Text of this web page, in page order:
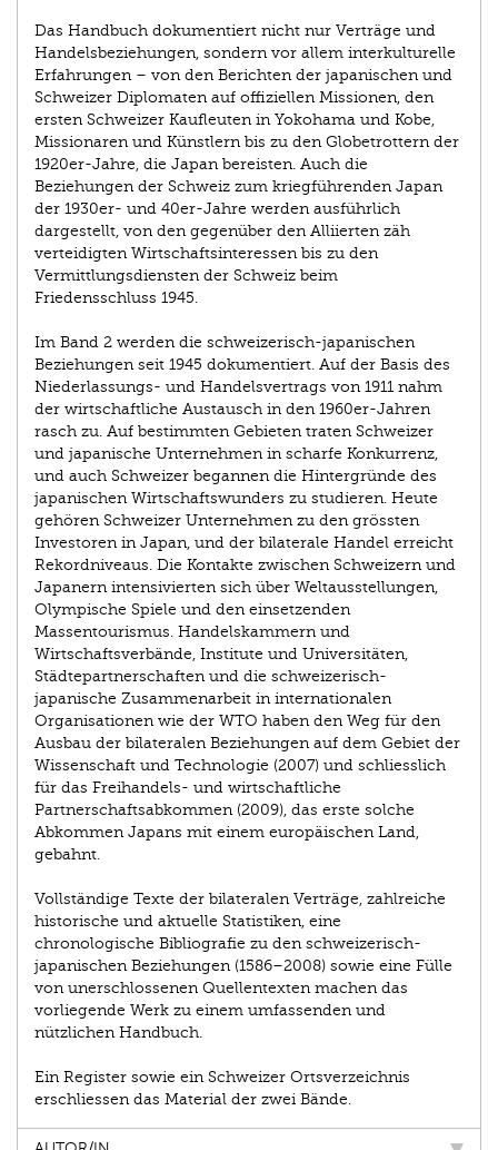
Das Handbuch dokumentiert nicht nur Verträge und
Handelsbeziehungen, sondern vor allem interkulturelle
Erfahrungen – von den Berichten der japanischen und
Schweizer Diplomaten auf offiziellen Missionen, den
ersten Schweizer Kaufleuten in Yokohama und Kobe,
Missionaren und Künstlern bis zu den Globetrottern der
1920er-Jahre, die Japan bereisten. Auch die
Beziehungen der Schweiz zum kriegführenden Japan
der 1930er- und 40er-Jahre werden ausführlich
dargestellt, von den gegenüber den Alliierten zäh
verteidigten Wirtschaftsinteressen bis zu den
Vermittlungsdiensten der Schweiz beim
Friedensschluss 1945.
Im Band 2 werden die schweizerisch-japanischen
Beziehungen seit 1945 dokumentiert. Auf der Basis des
Niederlassungs- und Handelsvertrags von 1911 nahm
der wirtschaftliche Austausch in den 1960er-Jahren
rasch zu. Auf bestimmten Gebieten traten Schweizer
und japanische Unternehmen in scharfe Konkurrenz,
und auch Schweizer begannen die Hintergründe des
japanischen Wirtschaftswunders zu studieren. Heute
gehören Schweizer Unternehmen zu den grössten
Investoren in Japan, und der bilaterale Handel erreicht
Rekordniveaus. Die Kontakte zwischen Schweizern und
Japanern intensivierten sich über Weltausstellungen,
Olympische Spiele und den einsetzenden
Massentourismus. Handelskammern und
Wirtschaftsverbände, Institute und Universitäten,
Städtepartnerschaften und die schweizerisch-
japanische Zusammenarbeit in internationalen
Organisationen wie der WTO haben den Weg für den
Ausbau der bilateralen Beziehungen auf dem Gebiet der
Wissenschaft und Technologie (2007) und schliesslich
für das Freihandels- und wirtschaftliche
Partnerschaftsabkommen (2009), das erste solche
Abkommen Japans mit einem europäischen Land,
gebahnt.
Vollständige Texte der bilateralen Verträge, zahlreiche
historische und aktuelle Statistiken, eine
chronologische Bibliografie zu den schweizerisch-
japanischen Beziehungen (1586–2008) sowie eine Fülle
von unerschlossenen Quellentexten machen das
vorliegende Werk zu einem umfassenden und
nützlichen Handbuch.
Ein Register sowie ein Schweizer Ortsverzeichnis
erschliessen das Material der zwei Bände.